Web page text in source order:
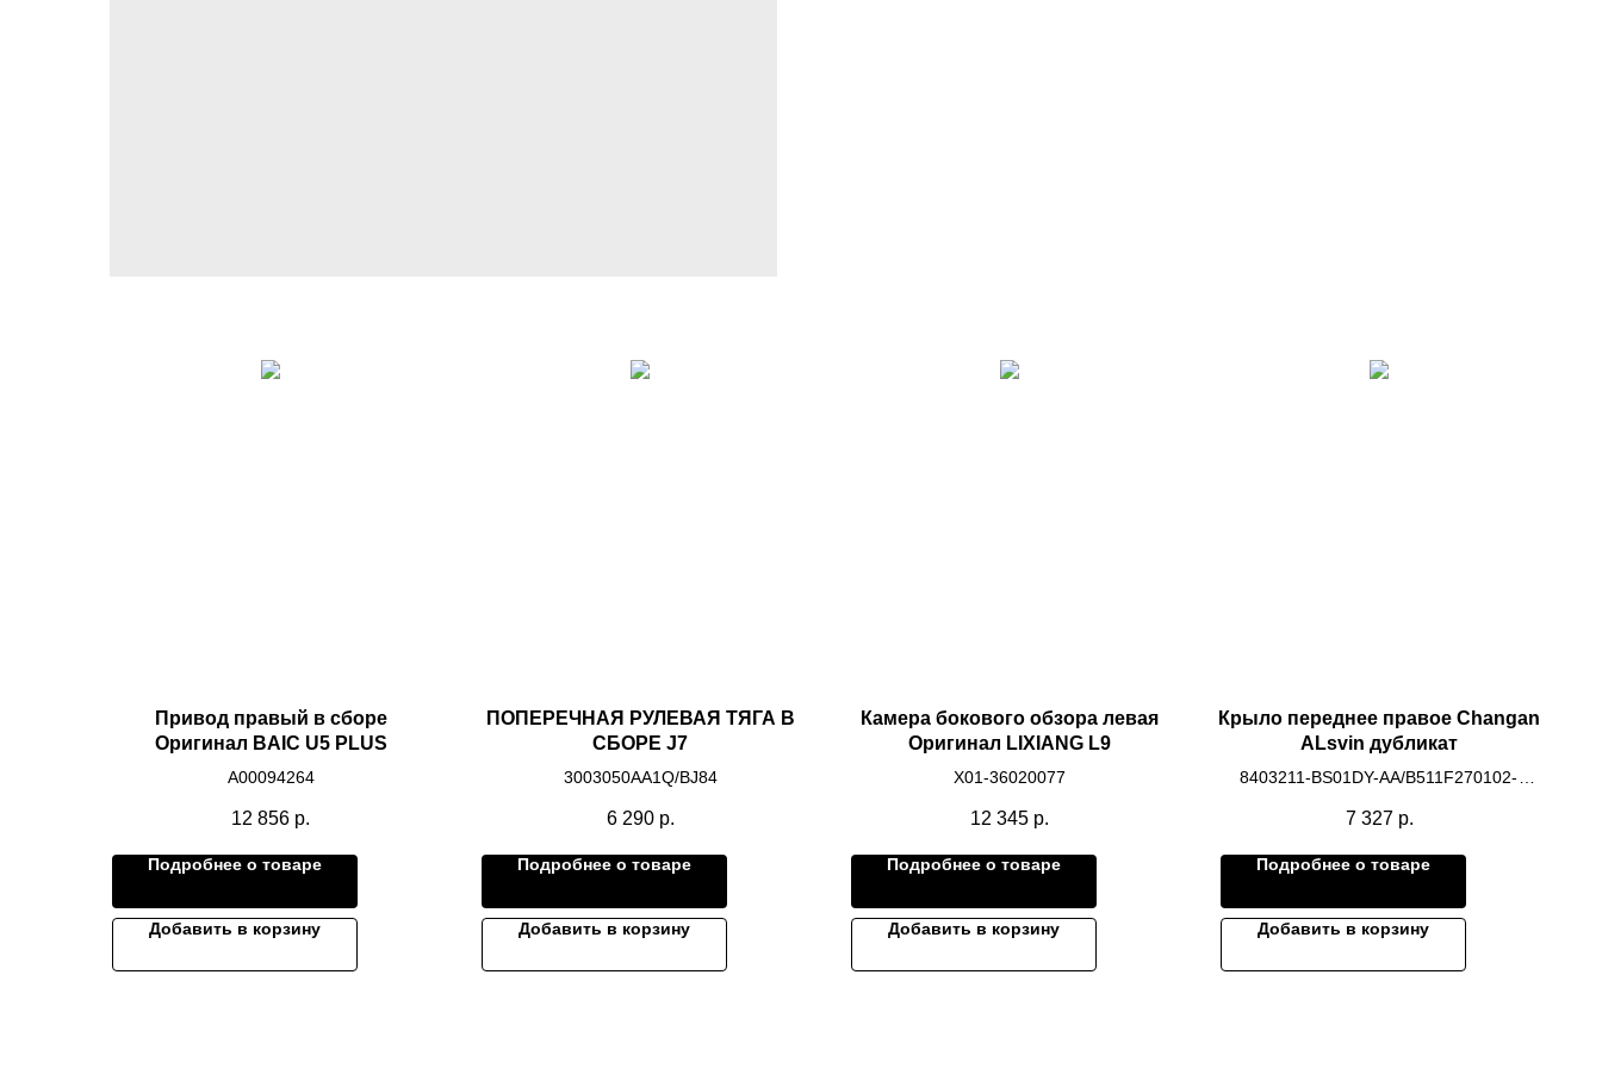
Привод правый в сборе
Оригинал BAIC U5 PLUS
A00094264
12 856 р.
Подробнее о товаре
Добавить в корзину
ПОПЕРЕЧНАЯ РУЛЕВАЯ ТЯГА В
СБОРЕ J7
3003050AA1Q/BJ84
6 290 р.
Подробнее о товаре
Добавить в корзину
Камера бокового обзора левая
Оригинал LIXIANG L9
X01-36020077
12 345 р.
Подробнее о товаре
Добавить в корзину
Крыло переднее правое Changan
ALsvin дубликат
8403211-BS01DY-AA/B511F270102-
7 327 р.
Подробнее о товаре
Добавить в корзину